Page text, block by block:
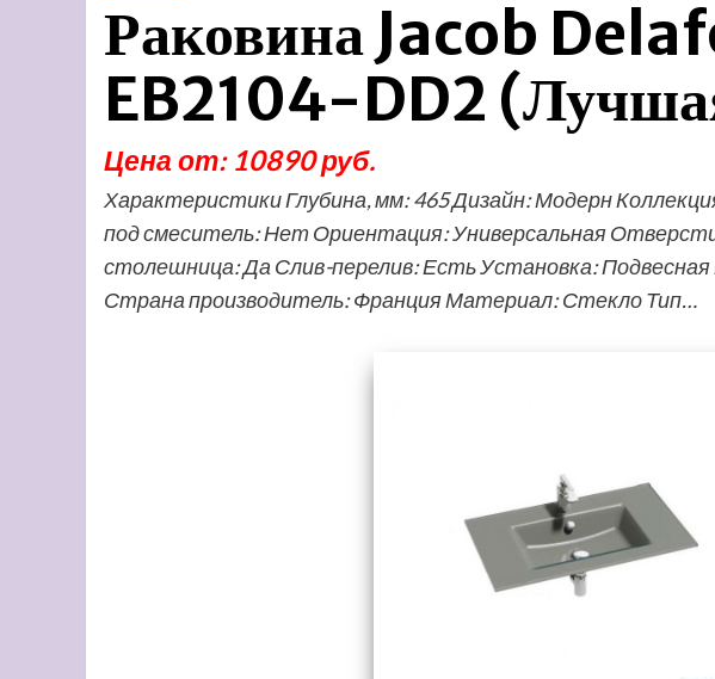
Раковина Jacob
EB2104-DD2
Цена от: 10890 руб.
Характеристики Глубина, мм: 465 Дизайн: Модерн
под смеситель: Нет Ориентация: Универсальная
столешница: Да Слив-перелив: Есть Установка: Подвесная
Страна производитель: Франция Материал: Стекло Тип…